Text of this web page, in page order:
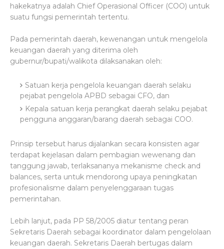
hakekatnya adalah Chief Operasional Officer (COO) untuk
suatu fungsi pemerintah tertentu.
Pada pemerintah daerah, kewenangan untuk mengelola
keuangan daerah yang diterima oleh
gubernur/bupati/walikota dilaksanakan oleh:
Satuan kerja pengelola keuangan daerah selaku
pejabat pengelola APBD sebagai CFO, dan
Kepala satuan kerja perangkat daerah selaku pejabat
pengguna anggaran/barang daerah sebagai COO.
Prinsip tersebut harus dijalankan secara konsisten agar
terdapat kejelasan dalam pembagian wewenang dan
tanggung jawab, terlaksananya mekanisme check and
balances, serta untuk mendorong upaya peningkatan
profesionalisme dalam penyelenggaraan tugas
pemerintahan.
Lebih lanjut, pada PP 58/2005 diatur tentang peran
Sekretaris Daerah sebagai koordinator dalam pengelolaan
keuangan daerah. Sekretaris Daerah bertugas dalam